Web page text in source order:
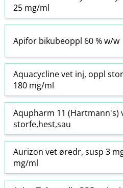
25 mg/ml
Apifor bikubeoppl 60 % w​/​w
Aquacycline vet inj, oppl
180 mg/ml
Aqupharm 11 (Hartmann's)
storfe,hest,sau
Aurizon vet øredr, susp 3
mg/ml